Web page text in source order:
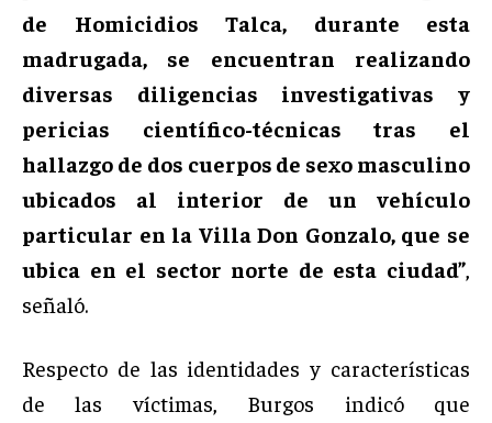
de Homicidios Talca, durante esta
madrugada, se encuentran realizando
diversas diligencias investigativas y
pericias científico-técnicas tras el
hallazgo de dos cuerpos de sexo masculino
ubicados al interior de un vehículo
particular en la Villa Don Gonzalo, que se
ubica en el sector norte de esta ciudad”,
señaló.
Respecto de las identidades y características
de las víctimas, Burgos indicó que